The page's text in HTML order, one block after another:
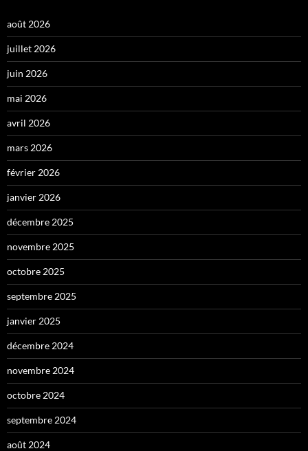
août 2026
juillet 2026
juin 2026
mai 2026
avril 2026
mars 2026
février 2026
janvier 2026
décembre 2025
novembre 2025
octobre 2025
septembre 2025
janvier 2025
décembre 2024
novembre 2024
octobre 2024
septembre 2024
août 2024